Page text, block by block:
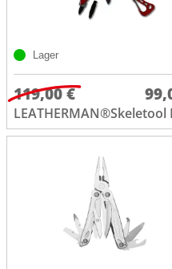
Lager
119,00 €
LEATHERMAN®Skeletool